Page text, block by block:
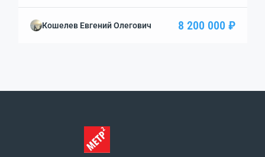
Евпаторийское шоссе и Объездную дорогу!
Кошелев Евгений Олегович 8 200 000 ₽